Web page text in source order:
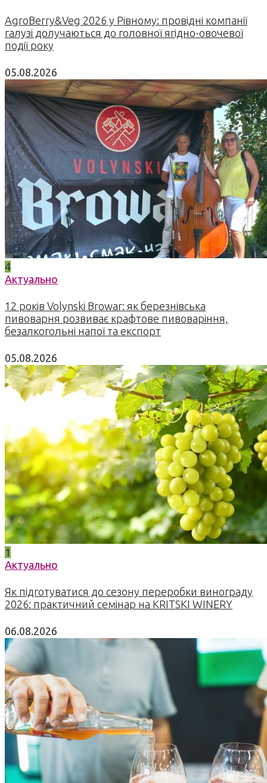
AgroBerry&Veg 2026 у Рівному: провідні компанії
галузі долучаються до головної ягідно-овочевої
події року
05.08.2026
4
Актуально
12 років Volynski Browar: як березнівська
пивоварня розвиває крафтове пивоваріння,
безалкогольні напої та експорт
05.08.2026
1
Актуально
Як підготуватися до сезону переробки винограду
2026: практичний семінар на KRITSKI WINERY
06.08.2026